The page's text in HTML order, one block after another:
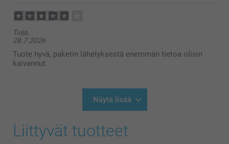
Huomaathan ostoskorissa eri toimitustavat, joista
osa on nopeampi, varsinkin kun valitsee toimituksen
Lämpimin terveisin
Kirsi @smartphoto
Tuija,
28.7.2026
Tuote hyvä, paketin lähetyksestä enemmän tietoa olisin
kaivannut.
Näytä lisää
Liittyvät tuotteet